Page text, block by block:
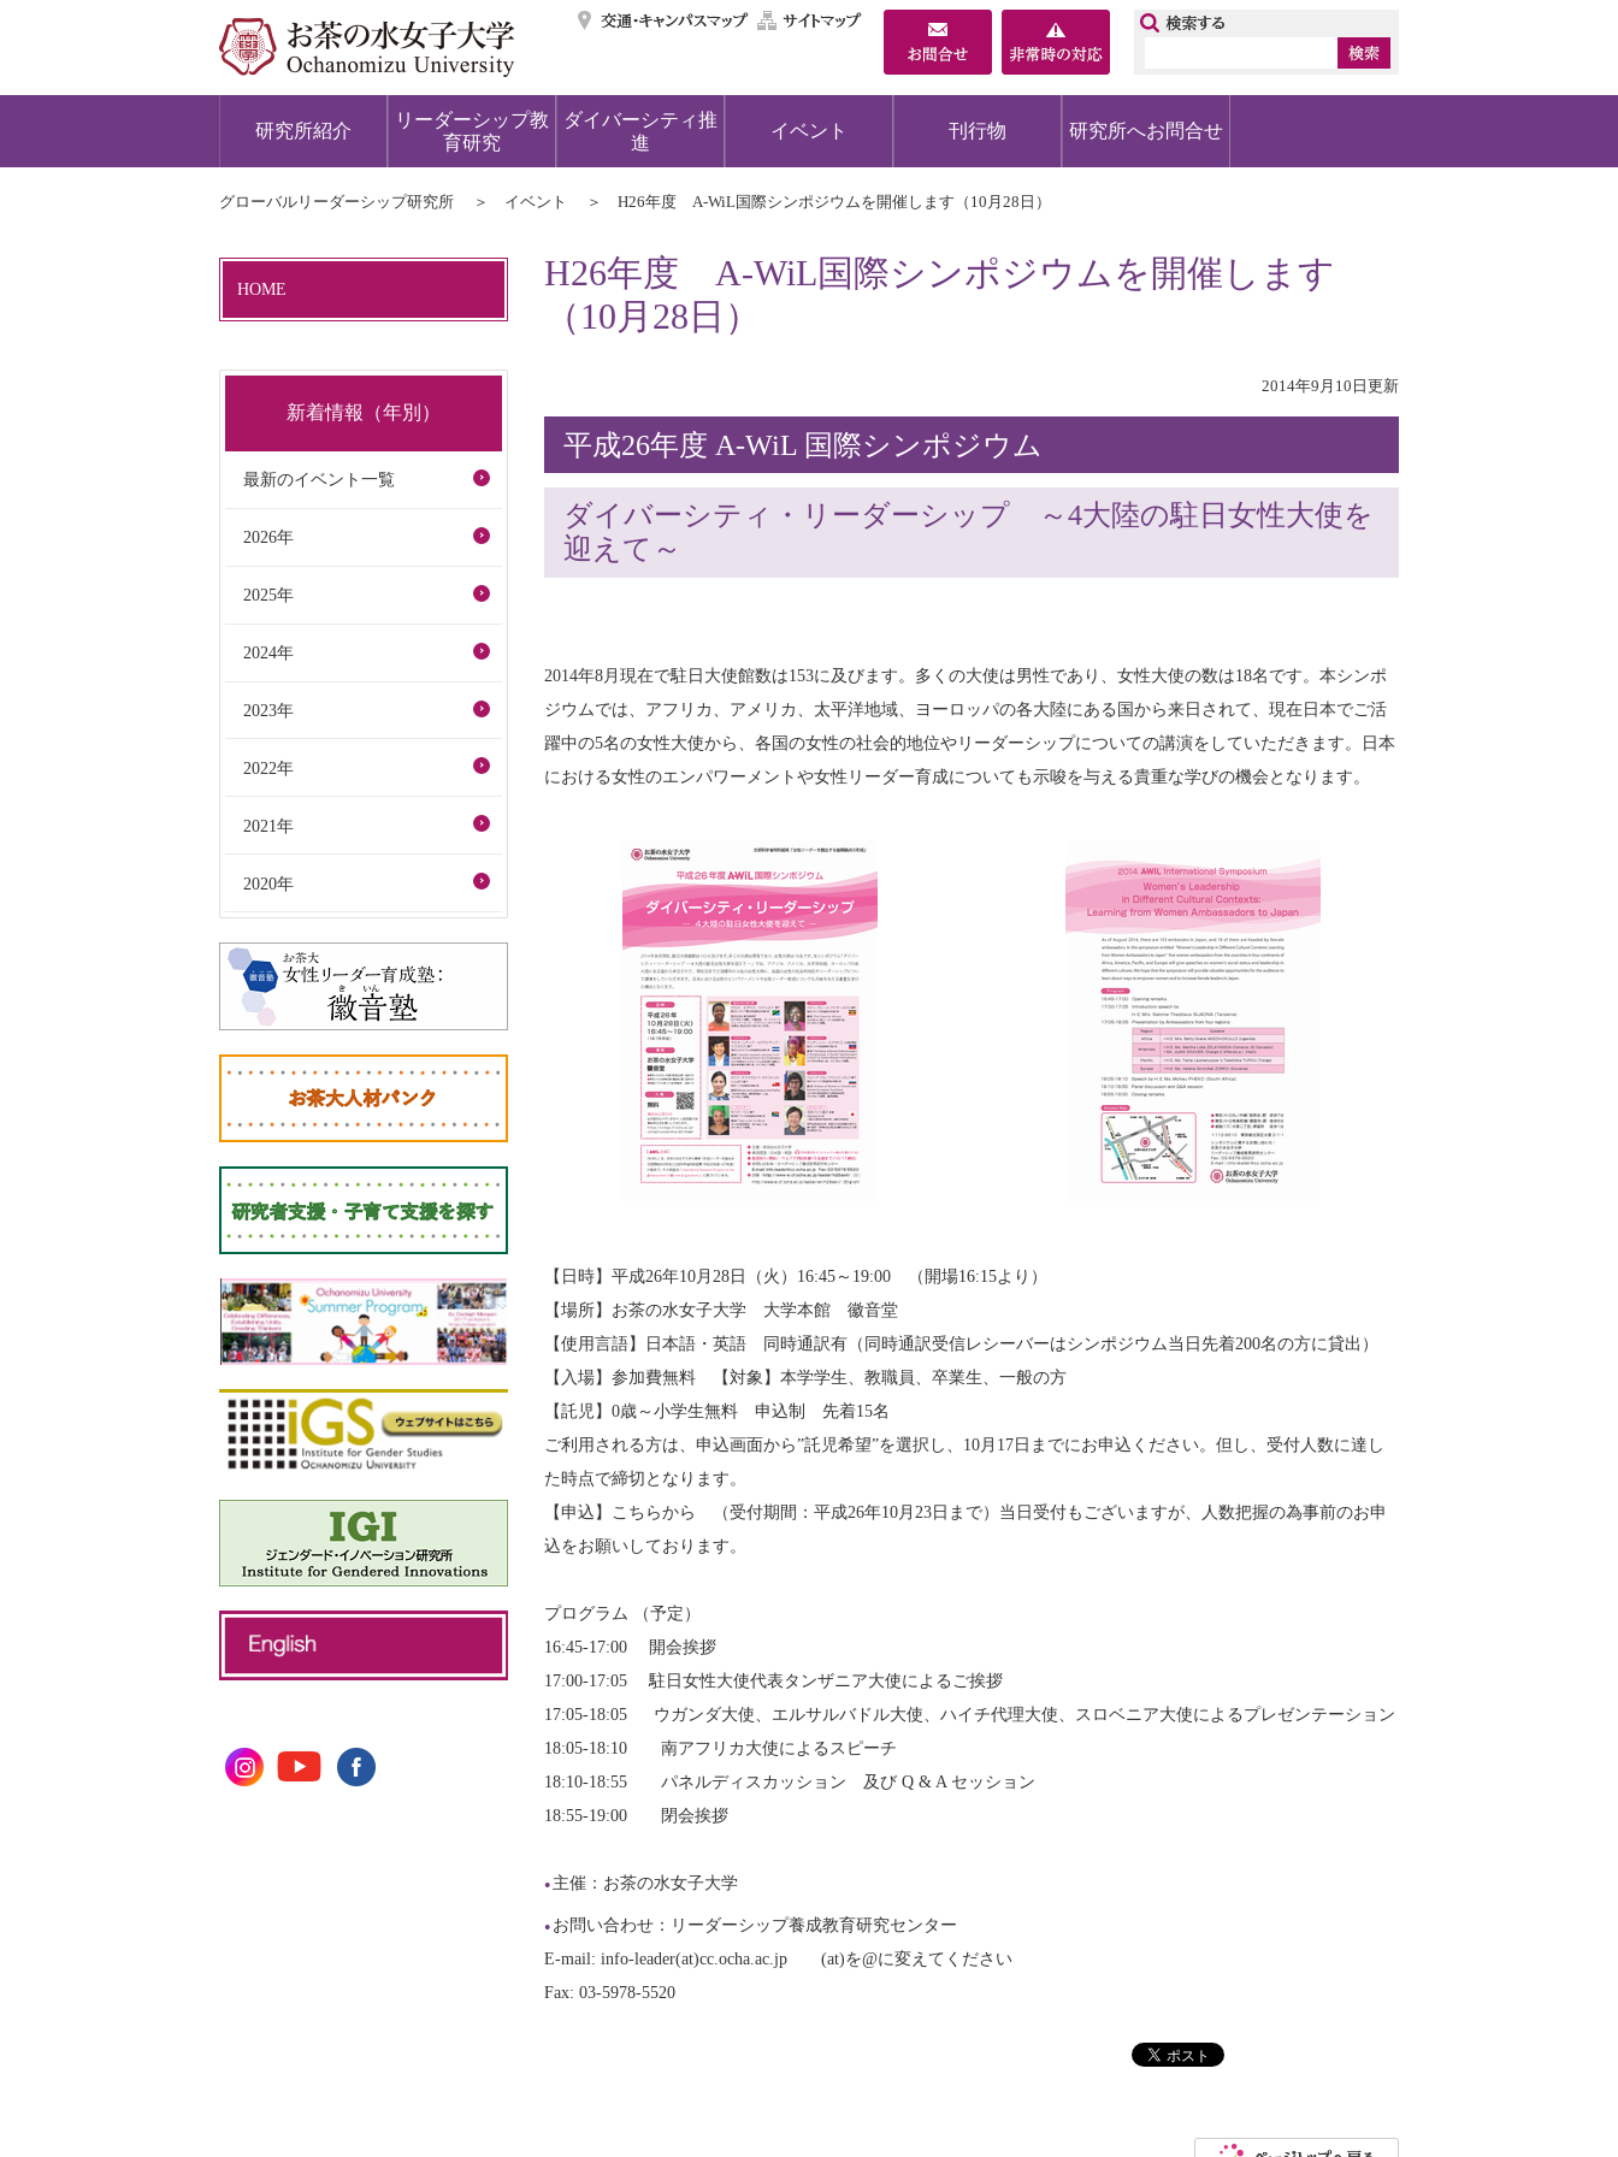
交通・キャンパスマップ
サイトマップ
研究所紹介
リーダーシップ教
育研究
ダイバーシティ推
進
イベント 刊行物 研究所へお問合せ
グローバルリーダーシップ研究所 イベント H26年度 A-WiL国際シンポジウムを開催します（10月28日）
H26年度 A-WiL国際シンポジウムを開催します
（10月28日）
2014年9月10日更新
平成26年度 A-WiL 国際シンポジウム
ダイバーシティ・リーダーシップ ～4大陸の駐日女性大使を
迎えて～
2014年8月現在で駐日大使館数は153に及びます。多くの大使は男性であり、女性大使の数は18名です。本シンポ
ジウムでは、アフリカ、アメリカ、太平洋地域、ヨーロッパの各大陸にある国から来日されて、現在日本でご活
躍中の5名の女性大使から、各国の女性の社会的地位やリーダーシップについての講演をしていただきます。日本
における女性のエンパワーメントや女性リーダー育成についても示唆を与える貴重な学びの機会となります。
【日時】平成26年10月28日（火）16:45～19:00 （開場16:15より）
【場所】お茶の水女子大学 大学本館 徽音堂
【使用言語】日本語・英語 同時通訳有（同時通訳受信レシーバーはシンポジウム当日先着200名の方に貸出）
【入場】参加費無料 【対象】本学学生、教職員、卒業生、一般の方
【託児】0歳～小学生無料 申込制 先着15名
ご利用される方は、申込画面から”託児希望”を選択し、10月17日までにお申込ください。但し、受付人数に達し
た時点で締切となります。
【申込】こちらから （受付期間：平成26年10月23日まで）当日受付もございますが、人数把握の為事前のお申
込をお願いしております。
プログラム （予定）
16:45-17:00 開会挨拶
17:00-17:05 駐日女性大使代表タンザニア大使によるご挨拶
17:05-18:05 ウガンダ大使、エルサルバドル大使、ハイチ代理大使、スロベニア大使によるプレゼンテーション
18:05-18:10 南アフリカ大使によるスピーチ
18:10-18:55 パネルディスカッション 及び Q & A セッション
18:55-19:00 閉会挨拶
主催：お茶の水女子大学
お問い合わせ：リーダーシップ養成教育研究センター
E-mail: info-leader(at)cc.ocha.ac.jp (at)を@に変えてください
Fax: 03-5978-5520
HOME
新着情報（年別）
最新のイベント一覧
2026年
2025年
2024年
2023年
2022年
2021年
2020年